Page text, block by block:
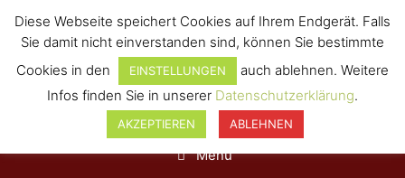
Menü
Diese Webseite speichert Cookies auf Ihrem Endgerät. Falls
Sie damit nicht einverstanden sind, können Sie bestimmte
Cookies in den
EINSTELLUNGEN
auch ablehnen. Weitere
Infos finden Sie in unserer Datenschutzerklärung.
AKZEPTIEREN ABLEHNEN